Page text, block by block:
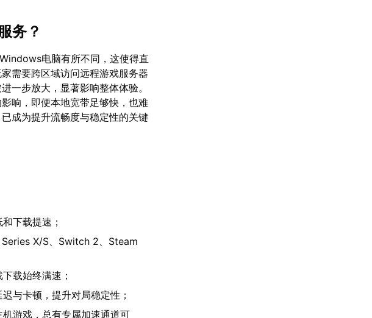
务？
电脑有所不同，这使得直
需要跨区域访问远程游戏服务器
一步放大，显著影响整体体验。
响，即便本地宽带足够快，也难
成为提升流畅度与稳定性的关键
下载提速；
X/S、Switch 2、Steam
载始终满速；
与卡顿，提升对局稳定性；
游戏，总有专属加速通道可